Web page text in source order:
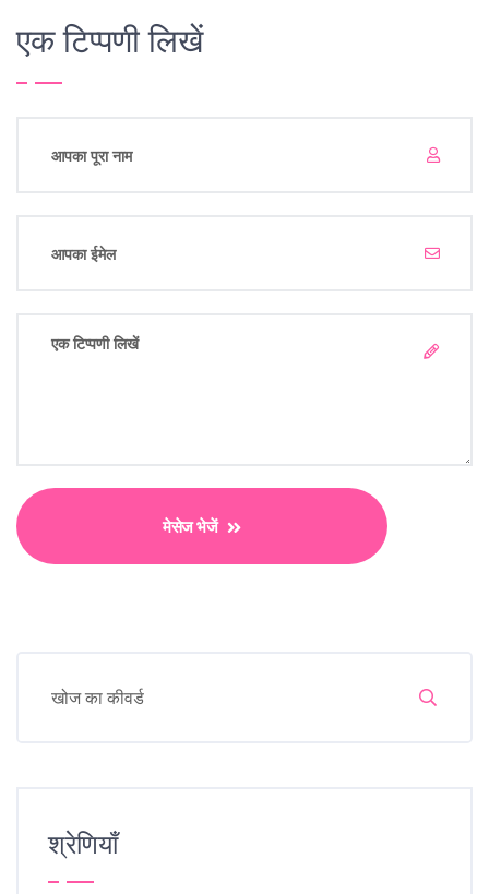
एक टिप्पणी लिखें
मेसेज भेजें
श्रेणियाँ